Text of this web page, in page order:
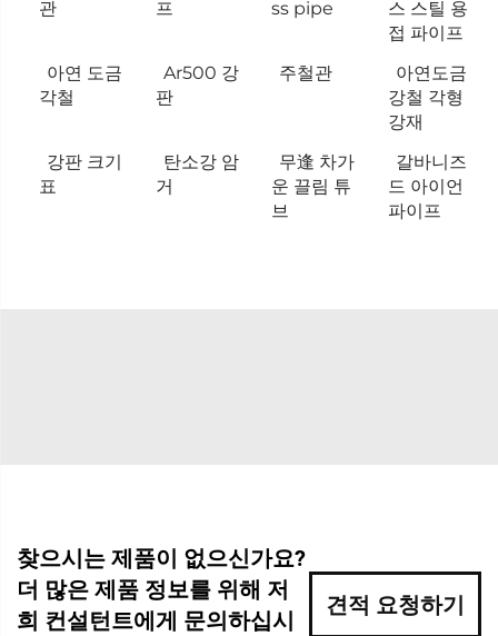
관
프
ss pipe
스 스틸 용
접 파이프
아연 도금
각철
Ar500 강
판
주철관
아연도금
강철 각형
강재
강판 크기
표
탄소강 암
거
무逢 차가
운 끌림 튜
브
갈바니즈
드 아이언
파이프
찾으시는 제품이 없으신가요?
더 많은 제품 정보를 위해 저
희 컨설턴트에게 문의하십시
견적 요청하기